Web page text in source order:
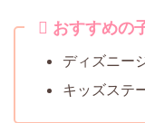
おすすめの
ディズニー
キッズステ